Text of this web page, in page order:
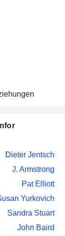
Dieter Jentsch
J. Armstrong
Pat Elliott
Yurkovich
Sandra Stuart
John Baird